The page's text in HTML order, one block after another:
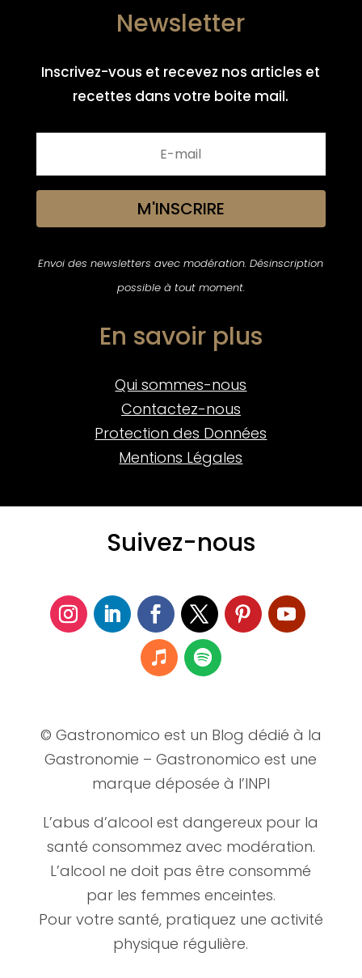
Newsletter
Inscrivez-vous et recevez nos articles et
recettes dans votre boite mail.
M'INSCRIRE
Envoi des newsletters avec modération. Désinscription
possible à tout moment.
En savoir plus
Qui sommes-nous
Contactez-nous
Protection des Données
Mentions Légales
Suivez-nous
© Gastronomico est un Blog dédié à la
Gastronomie – Gastronomico est une
marque déposée à l’INPI
L’abus d’alcool est dangereux pour la
santé consommez avec modération.
L’alcool ne doit pas être consommé
par les femmes enceintes.
Pour votre santé, pratiquez une activité
physique régulière.